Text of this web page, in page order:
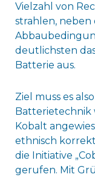
Vielzahl von
strahlen, neben
deutlichsten
Batterie aus.
Ziel muss es
Batterietechnik
Kobalt
ethnisch
die Initiative
gerufen. Mit